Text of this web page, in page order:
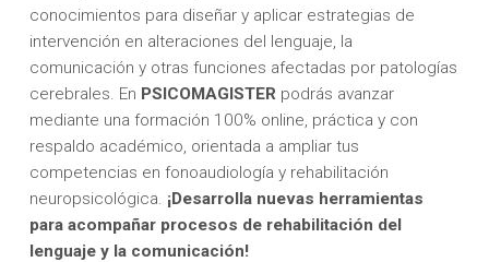
conocimientos para diseñar y aplicar estrategias de
intervención en alteraciones del lenguaje, la
comunicación y otras funciones afectadas por patologías
cerebrales. En PSICOMAGISTER podrás avanzar
mediante una formación 100% online, práctica y con
respaldo académico, orientada a ampliar tus
competencias en fonoaudiología y rehabilitación
neuropsicológica. ¡Desarrolla nuevas herramientas
para acompañar procesos de rehabilitación del
lenguaje y la comunicación!